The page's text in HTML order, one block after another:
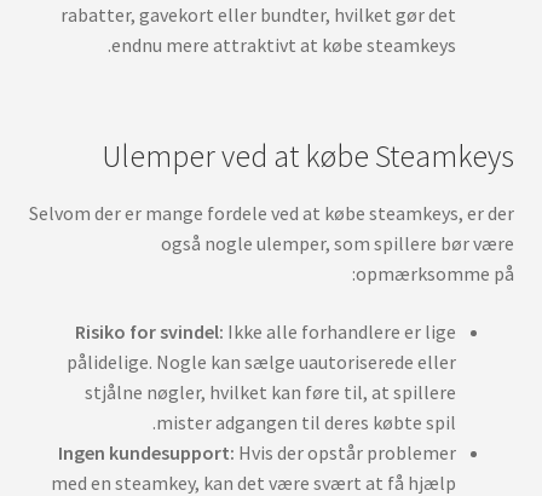
rabatter, gavekort eller bundter, hvilket gør det
endnu mere attraktivt at købe steamkeys.
Ulemper ved at købe Steamkeys
Selvom der er mange fordele ved at købe steamkeys, er der
også nogle ulemper, som spillere bør være
opmærksomme på:
Risiko for svindel: Ikke alle forhandlere er lige
pålidelige. Nogle kan sælge uautoriserede eller
stjålne nøgler, hvilket kan føre til, at spillere
mister adgangen til deres købte spil.
Ingen kundesupport: Hvis der opstår problemer
med en steamkey, kan det være svært at få hjælp